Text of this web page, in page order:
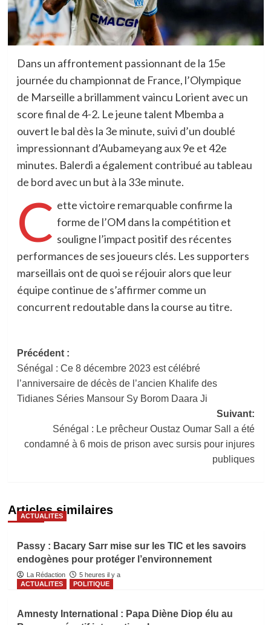
Dans un affrontement passionnant de la 15e
journée du championnat de France, l’Olympique
de Marseille a brillamment vaincu Lorient avec un
score final de 4-2. Le jeune talent Mbemba a
ouvert le bal dès la 3e minute, suivi d’un doublé
impressionnant d’Aubameyang aux 9e et 42e
minutes. Balerdi a également contribué au tableau
de bord avec un but à la 33e minute.
C ette victoire remarquable confirme la
forme de l’OM dans la compétition et
souligne l’impact positif des récentes
performances de ses joueurs clés. Les supporters
marseillais ont de quoi se réjouir alors que leur
équipe continue de s’affirmer comme un
concurrent redoutable dans la course au titre.
Navigation
d’article
Précédent :
Sénégal : Ce 8 décembre 2023 est célébré
l’anniversaire de décès de l’ancien Khalife des
Tidianes Séries Mansour Sy Borom Daara Ji
Suivant:
Sénégal : Le prêcheur Oustaz Oumar Sall a été
condamné à 6 mois de prison avec sursis pour injures
publiques
Articles similaires
ACTUALITES
Passy : Bacary Sarr mise sur les TIC et les savoirs
endogènes pour protéger l’environnement
La Rédaction
5 heures il y a
ACTUALITES
POLITIQUE
Amnesty International : Papa Diène Diop élu au